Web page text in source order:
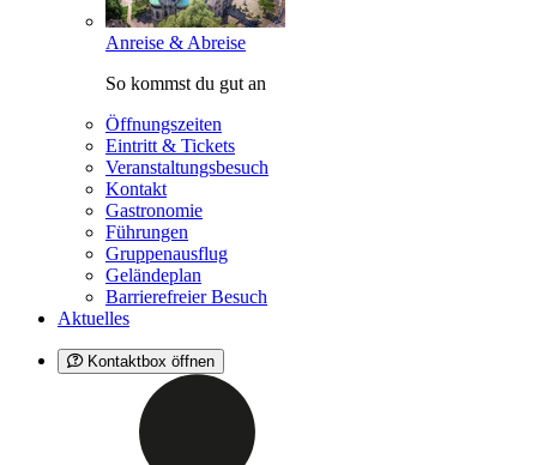
Anreise & Abreise
So kommst du gut an
Öffnungszeiten
Eintritt & Tickets
Veranstaltungsbesuch
Kontakt
Gastronomie
Führungen
Gruppenausflug
Geländeplan
Barrierefreier Besuch
Aktuelles
Kontaktbox öffnen